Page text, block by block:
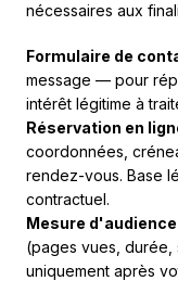
nécessaires aux
Formulaire de
message — pour
intérêt légitime à
Réservation en
coordonnées,
rendez-vous. Base
contractuel.
Mesure d'audience
(pages vues, durée,
uniquement après